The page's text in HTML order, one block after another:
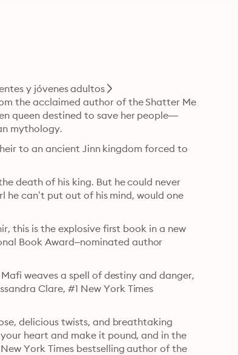
y jóvenes adultos
the acclaimed author of the Shatter Me
queen destined to save her people—
mythology.
to an ancient Jinn kingdom forced to
death of his king. But he could never
can’t put out of his mind, would one
this is the explosive first book in a new
Book Award–nominated author
weaves a spell of destiny and danger,
Clare, #1 New York Times
delicious twists, and breathtaking
heart and make it pound, and in the
York Times bestselling author of the